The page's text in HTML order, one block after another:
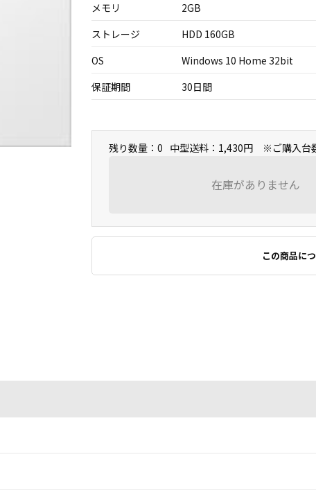
メモリ
2GB
ストレージ
HDD 160GB
OS
Windows 10 Home 32bit
保証期間
30日間
残り数量：0 中型送料：1,430円 ※ご購入台
在庫がありません
この商品に